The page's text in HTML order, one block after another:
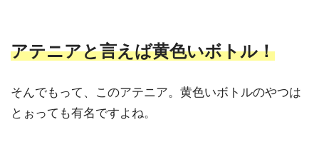
アテニアと言えば黄色いボトル！
そんでもって、このアテニア。黄色いボトルのやつは
とぉっても有名ですよね。